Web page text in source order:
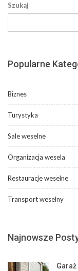
Szukaj
Popularne
Biznes
Turystyka
Sale weselne
Organizacja wesela
Restauracje weselne
Transport weselny
Najnowsze